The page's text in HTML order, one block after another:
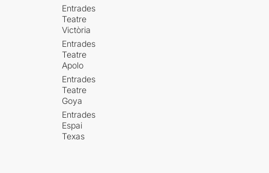
Entrades
Teatre
Victòria
Entrades
Teatre
Apolo
Entrades
Teatre
Goya
Entrades
Espai
Texas